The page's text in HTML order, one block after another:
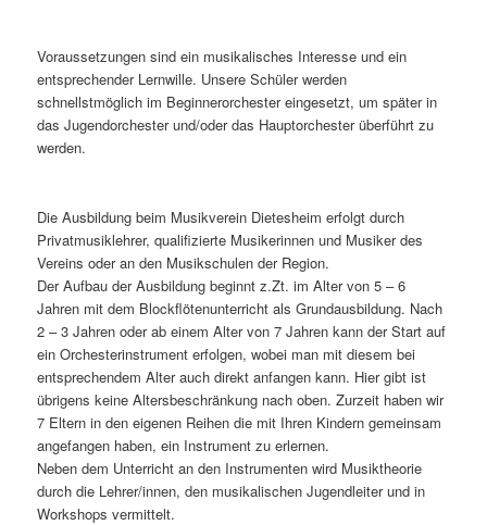
Voraussetzungen sind ein musikalisches Interesse und ein
entsprechender Lernwille. Unsere Schüler werden
schnellstmöglich im Beginnerorchester eingesetzt, um später in
das Jugendorchester und/oder das Hauptorchester überführt zu
werden.
Die Ausbildung beim Musikverein Dietesheim erfolgt durch
Privatmusiklehrer, qualifizierte Musikerinnen und Musiker des
Vereins oder an den Musikschulen der Region.
Der Aufbau der Ausbildung beginnt z.Zt. im Alter von 5 – 6
Jahren mit dem Blockflötenunterricht als Grundausbildung. Nach
2 – 3 Jahren oder ab einem Alter von 7 Jahren kann der Start auf
ein Orchesterinstrument erfolgen, wobei man mit diesem bei
entsprechendem Alter auch direkt anfangen kann. Hier gibt ist
übrigens keine Altersbeschränkung nach oben. Zurzeit haben wir
7 Eltern in den eigenen Reihen die mit Ihren Kindern gemeinsam
angefangen haben, ein Instrument zu erlernen.
Neben dem Unterricht an den Instrumenten wird Musiktheorie
durch die Lehrer/innen, den musikalischen Jugendleiter und in
Workshops vermittelt.